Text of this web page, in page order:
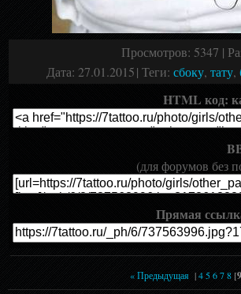
Просмотров: 5347 |
Дата: 27.01.2015| Теги: сбоку, тату,
HTML код:
(для форумов без
Прямая
« Предыдущая |45678 [9